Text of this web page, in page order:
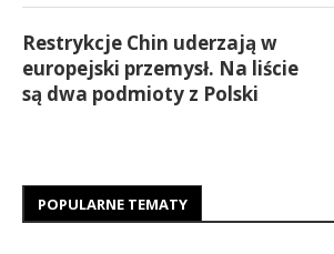
Restrykcje Chin uderzają w
europejski przemysł. Na liście
są dwa podmioty z Polski
POPULARNE TEMATY